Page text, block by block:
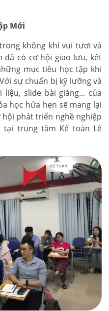
Mới
không khí vui tươi và
đã có cơ hội giao lưu, kết
mục tiêu học tập khi
sự chuẩn bị kỹ lưỡng và
slide bài giảng... của
học hứa hẹn sẽ mang lại
phát triển nghề nghiệp
tại trung tâm Kế toán Lê